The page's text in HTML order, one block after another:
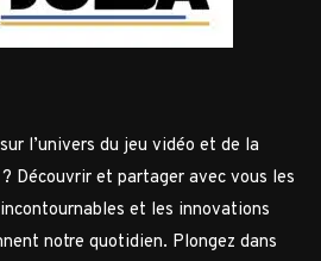
l’univers du jeu vidéo et de la
Découvrir et partager avec vous les
et les innovations
notre quotidien. Plongez dans